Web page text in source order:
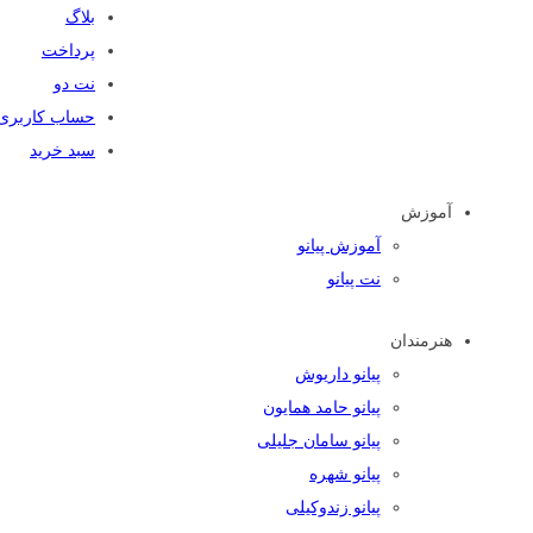
بلاگ
پرداخت
نت دو
حساب
سبد خرید
آموزش
آموزش پیانو
نت پیانو
هنرمندان
پیانو داریوش
پیانو حامد همایون
پیانو سامان جلیلی
پیانو شهره
پیانو زندوکیلی